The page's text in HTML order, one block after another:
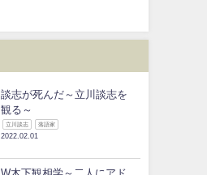
談志が死んだ～立川談志を
観る～
立川談志 落語家
2022.02.01